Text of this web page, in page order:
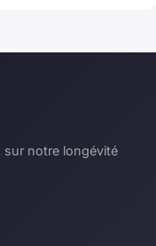
sur notre longévité